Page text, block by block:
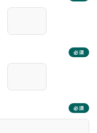
必須
必須